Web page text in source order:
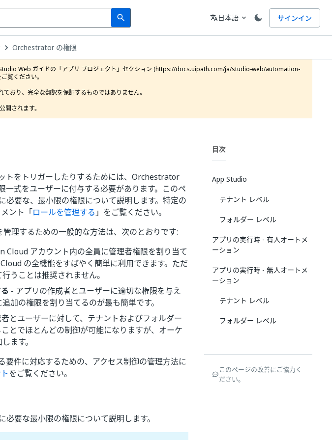
search
Search 言語
translate日本語 expand_more サインイン
Orchestrator の権限
Web ガイドの「アプリ プロジェクト」セクション (https://docs.uipath.com/ja/studio-web/automation-
ください。
おり、完全な翻訳を保証するものではありません。
されます。
トをトリガーしたりするためには、Orchestrator
式をユーザーに付与する必要があります。このペ
要な、最小限の権限について説明します。特定の
ント「ロールを管理する 」をご覧ください。
理するための一般的な方法は、次のとおりです:
Cloud アカウント内の全員に管理者権限を割り当て
の全機能をすばやく簡単に利用できます。ただ
うことは推奨されません。
- アプリの作成者とユーザーに適切な権限を与え
加の権限を割り当てるのが最も簡単です。
とユーザーに対して、テナントおよびフォルダー
とでほとんどの制御が可能になりますが、オーケ
ます。
件に対応するための、アクセス制御の管理方法に
をご覧ください。
要な最小限の権限について説明します。
目次
App Studio
テナント レベル
フォルダー レベル
アプリの実行時 - 有人オートメ
ーション
アプリの実行時 - 無人オートメ
ーション
テナント レベル
フォルダー レベル
このページの改善にご協力く
ださい。